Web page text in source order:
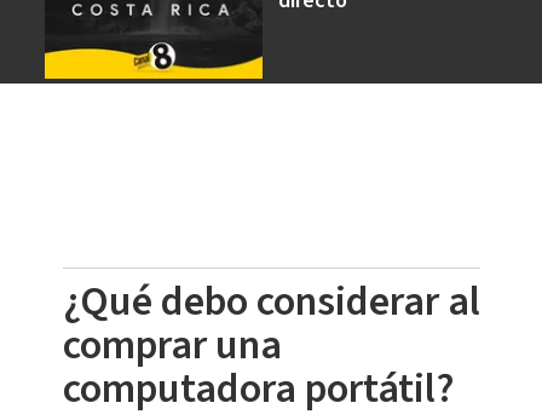
¿Qué debo considerar al
comprar una
computadora portátil?